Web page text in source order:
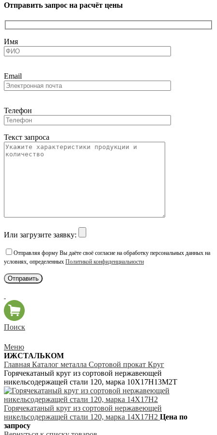
Отправить запрос на расчёт цены
Имя
Email
Телефон
Текст запроса
Или загрузите заявку:
Отправляя форму Вы даёте своё согласие на обработку персональных данных на
условиях, определенных Политикой конфиденциальности
Поиск
Меню
ИЖСТАЛЬКОМ
Главная Каталог металла Сортовой прокат Круг
Горячекатаный круг из сортовой нержавеющей
никельсодержащей стали 120, марка 10Х17Н13М2Т
Горячекатаный круг из сортовой нержавеющей
никельсодержащей стали 120, марка 14Х17Н2 Цена по
запросу